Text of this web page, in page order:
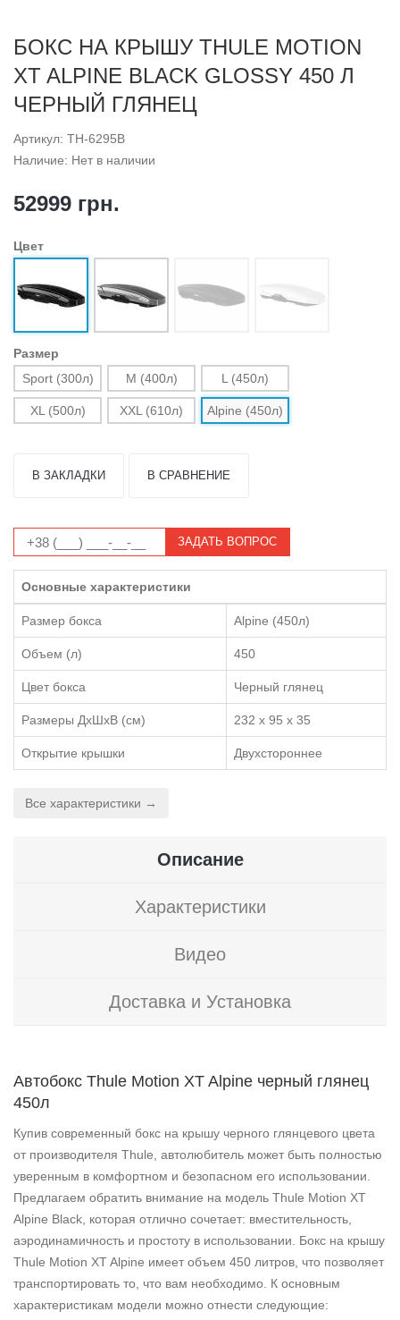
БОКС НА КРЫШУ THULE MOTION
XT ALPINE BLACK GLOSSY 450 Л
ЧЕРНЫЙ ГЛЯНЕЦ
Артикул: TH-6295B
Наличие: Нет в наличии
52999 грн.
Цвет
Размер
Sport (300л)
M (400л) L (450л)
XL (500л) XXL (610л) Alpine (450л)
В ЗАКЛАДКИ В СРАВНЕНИЕ
ЗАДАТЬ ВОПРОС
Основные характеристики
Размер бокса Alpine (450л)
Объем (л) 450
Цвет бокса Черный глянец
Размеры ДхШхВ (см) 232 x 95 x 35
Открытие крышки Двухстороннее
Все характеристики →
Описание
Характеристики
Видео
Доставка и Установка
Автобокс Thule Motion XT Alpine черный глянец
450л
Купив современный бокс на крышу черного глянцевого цвета
от производителя Thule, автолюбитель может быть полностью
уверенным в комфортном и безопасном его использовании.
Предлагаем обратить внимание на модель Thule Motion XT
Alpine Black, которая отлично сочетает: вместительность,
аэродинамичность и простоту в использовании. Бокс на крышу
Thule Motion XT Alpine имеет объем 450 литров, что позволяет
транспортировать то, что вам необходимо. К основным
характеристикам модели можно отнести следующие: